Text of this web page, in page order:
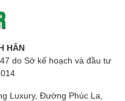
HÂN
do Sở kế hoạch và đầu tư
Luxury, Đường Phúc La,